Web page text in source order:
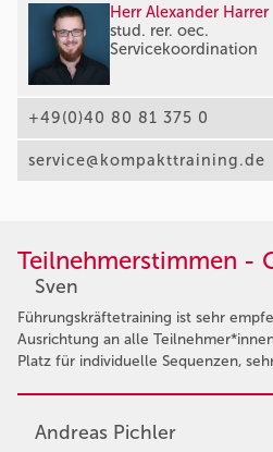
Herr Alexander Harrer
stud. rer. oec.
Servicekoordination
+49(0)40 80 81 375 0
service@kompakttraining.de
Teilnehmerstimmen -
Sven
Führungskräftetraining ist sehr
Ausrichtung an alle
Platz für individuelle Sequenzen,
Andreas Pichler